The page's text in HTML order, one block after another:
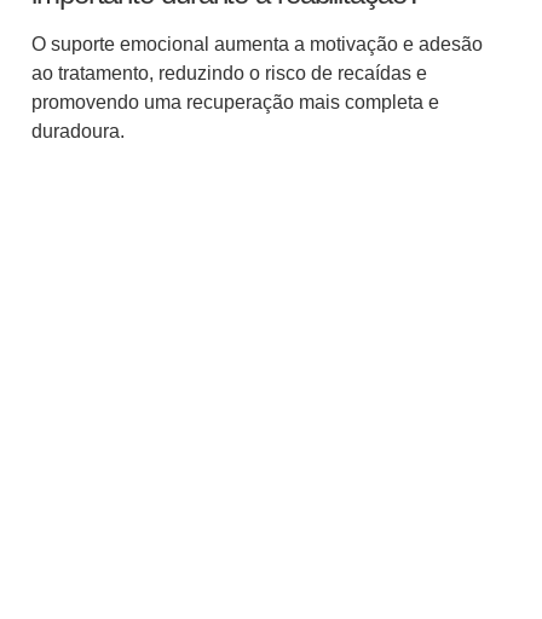
O suporte emocional aumenta a motivação e adesão
ao tratamento, reduzindo o risco de recaídas e
promovendo uma recuperação mais completa e
duradoura.